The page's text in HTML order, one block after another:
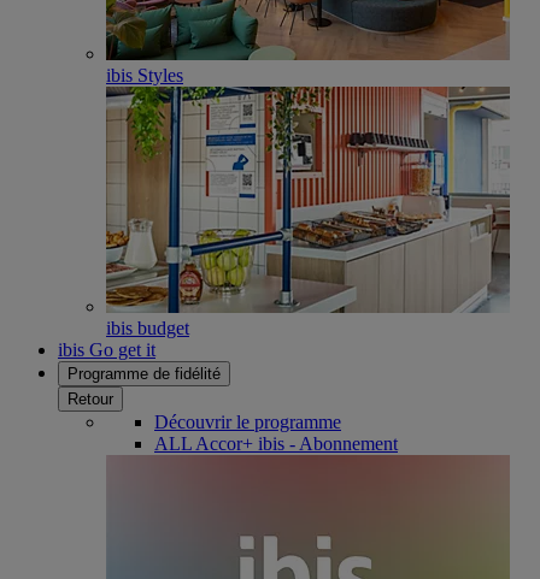
ibis Styles
ibis budget
ibis Go get it
Programme de fidélité
Retour
Découvrir le programme
ALL Accor+ ibis - Abonnement